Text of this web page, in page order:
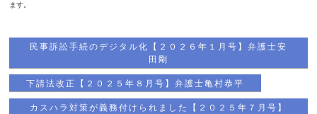
ます。
民事訴訟手続のデジタル化【２０２６年１月号】弁護士安
田剛
下請法改正【２０２５年８月号】弁護士亀村恭平
カスハラ対策が義務付けられました【２０２５年７月号】